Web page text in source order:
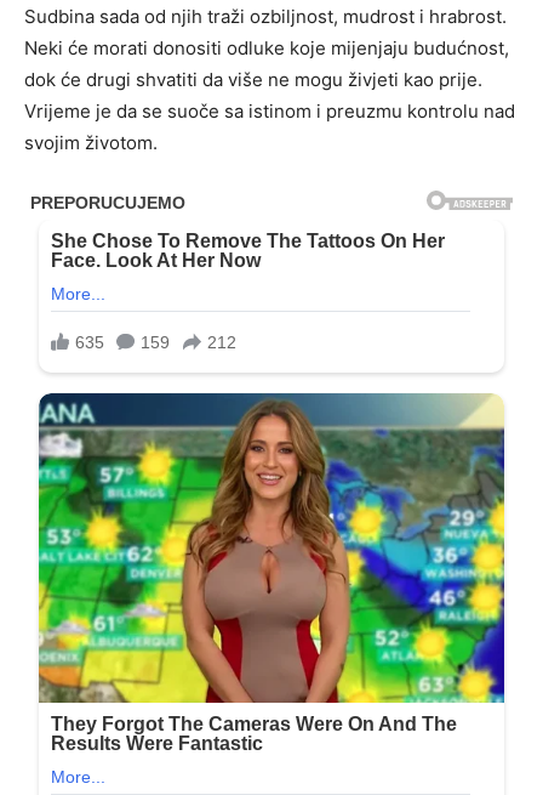
Sudbina sada od njih traži ozbiljnost, mudrost i hrabrost.
Neki će morati donositi odluke koje mijenjaju budućnost,
dok će drugi shvatiti da više ne mogu živjeti kao prije.
Vrijeme je da se suoče sa istinom i preuzmu kontrolu nad
svojim životom.